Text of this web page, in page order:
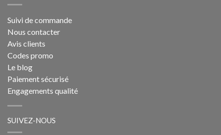
Suivi de commande
Nous contacter
Avis clients
Codes promo
Le blog
Paiement sécurisé
Engagements qualité
SUIVEZ-NOUS